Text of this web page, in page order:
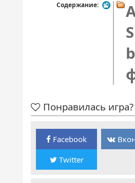
Содержание:
Понравилась
Facebook
Twitter